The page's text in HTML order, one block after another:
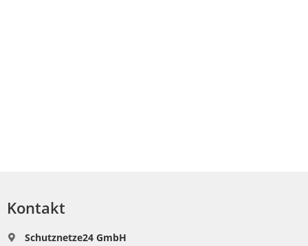
Kontakt
Schutznetze24 GmbH